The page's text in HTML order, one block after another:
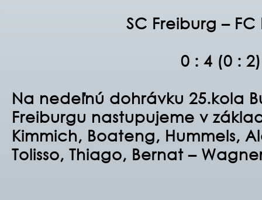
SC Freiburg –
0 : 4 (0 : 2)
Na nedeľnú dohrávku 25.kola
Freiburgu nastupujeme v
Kimmich, Boateng, Hummels,
Tolisso, Thiago, Bernat –